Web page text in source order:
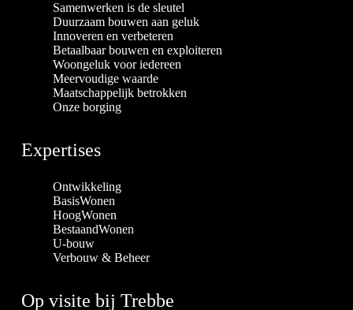
Samenwerken is de sleutel
Duurzaam bouwen aan geluk
Innoveren en verbeteren
Betaalbaar bouwen en exploiteren
Woongeluk voor iedereen
Meervoudige waarde
Maatschappelijk betrokken
Onze borging
Expertises
Ontwikkeling
BasisWonen
HoogWonen
BestaandWonen
U-bouw
Verbouw & Beheer
Op visite bij Trebbe